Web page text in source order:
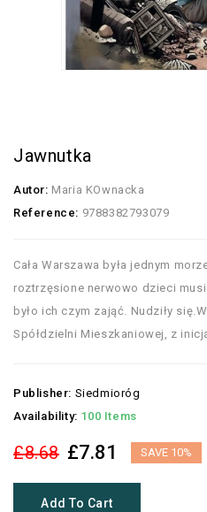
Jawnutka
Autor: Maria KOwnacka
Reference: 9788382793079
Cała Warszawa była jednym
roztrzęsione nerwowo dzieci
było ich czym zająć. Nudziły
Spółdzielni Mieszkaniowej, z
Publisher: Siedmioróg
Availability: 100 Items
£8.68 £7.81 SAVE 10%
Add To Cart